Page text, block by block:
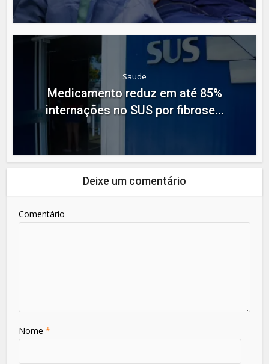
Saude
Medicamento reduz em até 85%
internações no SUS por fibrose...
Deixe um comentário
Comentário
Nome*